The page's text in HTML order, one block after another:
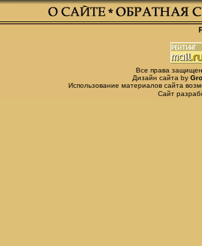
Все права
Дизайн сайта by
Использование материалов сайта
Сайт